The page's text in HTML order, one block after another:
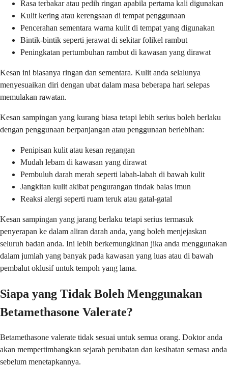
Rasa terbakar atau pedih ringan apabila pertama kali digunakan
Kulit kering atau kerengsaan di tempat penggunaan
Pencerahan sementara warna kulit di tempat yang digunakan
Bintik-bintik seperti jerawat di sekitar folikel rambut
Peningkatan pertumbuhan rambut di kawasan yang dirawat
Kesan ini biasanya ringan dan sementara. Kulit anda selalunya
menyesuaikan diri dengan ubat dalam masa beberapa hari selepas
memulakan rawatan.
Kesan sampingan yang kurang biasa tetapi lebih serius boleh berlaku
dengan penggunaan berpanjangan atau penggunaan berlebihan:
Penipisan kulit atau kesan regangan
Mudah lebam di kawasan yang dirawat
Pembuluh darah merah seperti labah-labah di bawah kulit
Jangkitan kulit akibat pengurangan tindak balas imun
Reaksi alergi seperti ruam teruk atau gatal-gatal
Kesan sampingan yang jarang berlaku tetapi serius termasuk
penyerapan ke dalam aliran darah anda, yang boleh menjejaskan
seluruh badan anda. Ini lebih berkemungkinan jika anda menggunakan
dalam jumlah yang banyak pada kawasan yang luas atau di bawah
pembalut oklusif untuk tempoh yang lama.
Siapa yang Tidak Boleh Menggunakan
Betamethasone Valerate?
Betamethasone valerate tidak sesuai untuk semua orang. Doktor anda
akan mempertimbangkan sejarah perubatan dan kesihatan semasa anda
sebelum menetapkannya.